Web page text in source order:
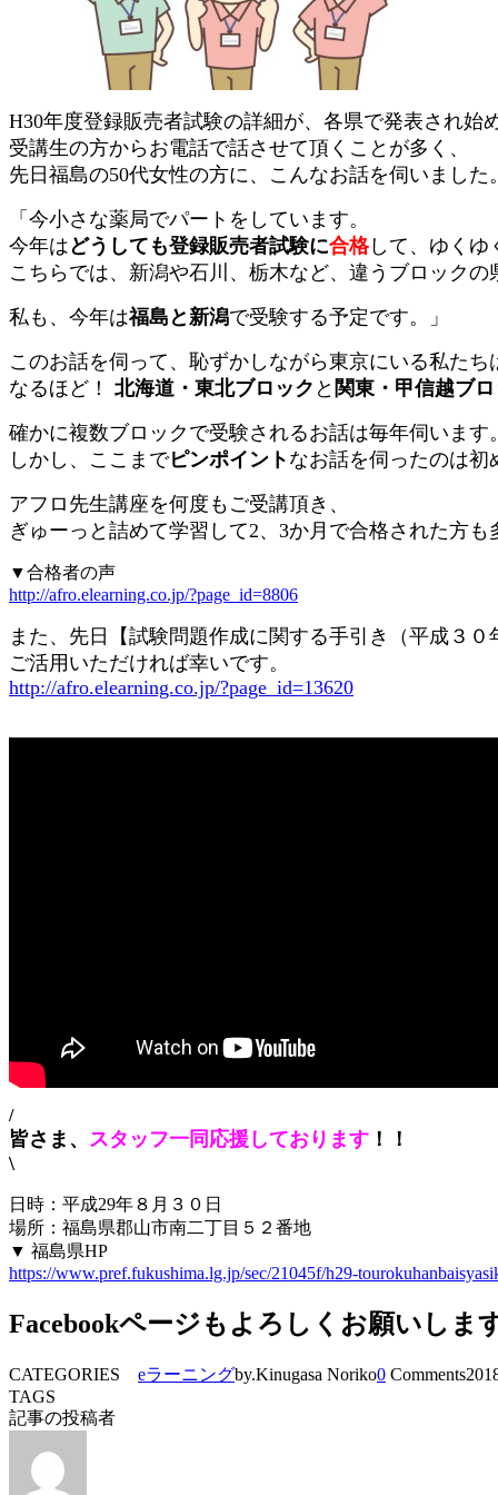
H30年度登録販売者試験の詳細が、各県で発表され始
受講生の方からお電話で話させて頂くことが多く、
先日福島の50代女性の方に、こんなお話を伺いました
「今小さな薬局でパートをしています。
今年はどうしても登録販売者試験に合格して、ゆくゆ
こちらでは、新潟や石川、栃木など、違うブロックの
私も、今年は福島と新潟で受験する予定です。」
このお話を伺って、恥ずかしながら東京にいる私たち
なるほど！ 北海道・東北ブロック と 関東・甲信越ブ
確かに複数ブロックで受験されるお話は毎年伺います
しかし、ここまでピンポイント なお話を伺ったのは初
アフロ先生講座を何度もご受講頂き、
ぎゅーっと詰めて学習して2、3か月で合格された方
▼合格者の声
http://afro.elearning.co.jp/?page_id=8806
また、先日【試験問題作成に関する手引き（平成３
ご活用いただければ幸いです。
http://afro.elearning.co.jp/?page_id=13620
/
皆さま、 スタッフ一同応援しております ！！
\
日時：平成29年８月３０日
場所：福島県郡山市南二丁目５２番地
▼ 福島県HP
https://www.pref.fukushima.lg.jp/sec/21045f/h29-
Facebookページもよろしくお願いしま
CATEGORIES eラーニングby.Kinugasa Noriko0 Comments
TAGS
記事の投稿者